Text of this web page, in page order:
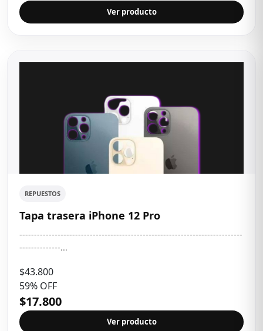
Ver producto
REPUESTOS
Tapa trasera iPhone 12 Pro
----------------------------------------------------------------------------
--------------...
$43.800
59% OFF
$17.800
Ver producto